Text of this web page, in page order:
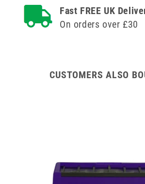
остри
остри
предмети
Fast FREE UK
On orders over £30
CUSTOMERS ALSO